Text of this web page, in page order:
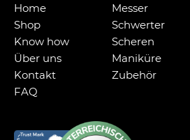
Home
Shop
Know how
Über uns
Kontakt
FAQ
Messer
Schwerter
Scheren
Maniküre
Zubehör